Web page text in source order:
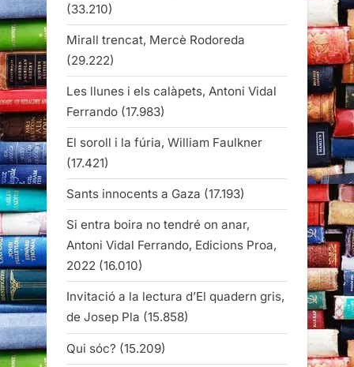
(33.210)
Mirall trencat, Mercè Rodoreda
(29.222)
Les llunes i els calàpets, Antoni Vidal
Ferrando (17.983)
El soroll i la fúria, William Faulkner
(17.421)
Sants innocents a Gaza (17.193)
Si entra boira no tendré on anar,
Antoni Vidal Ferrando, Edicions Proa,
2022 (16.010)
Invitació a la lectura d’El quadern gris,
de Josep Pla (15.858)
Qui sóc? (15.209)